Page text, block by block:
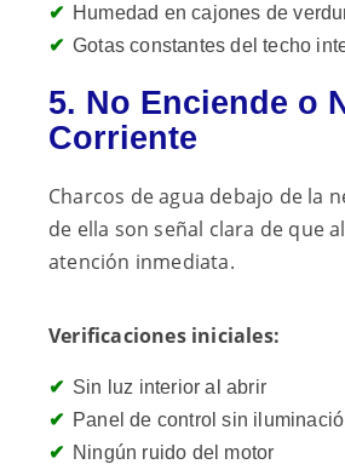
Humedad en cajones de
Gotas constantes del techo
5. No Enciende o
Corriente
Charcos de agua debajo de la
de ella son señal clara de que
atención inmediata.
Verificaciones iniciales:
Sin luz interior al abrir
Panel de control sin
Ningún ruido del motor